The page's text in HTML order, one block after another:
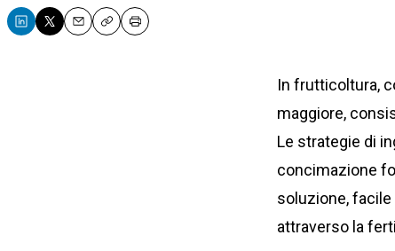
EmailCopyPrint
In frutticoltura,
maggiore,
Le strategie di
concimazione
soluzione,
attraverso la